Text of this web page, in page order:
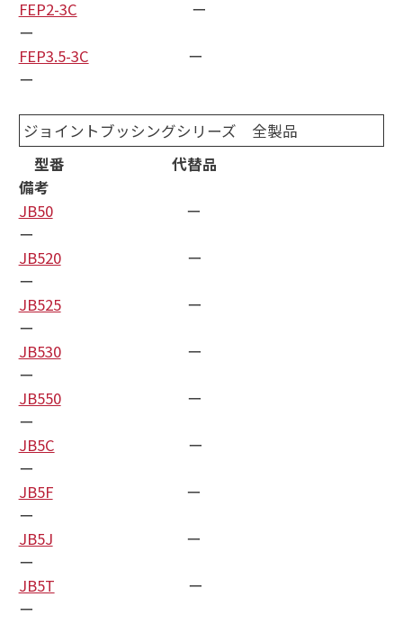
FEP2-3C ー
ー
FEP3.5-3C ー
ー
ジョイントブッシングシリーズ 全製品
型番 代替品
備考
JB50ー
ー
JB520ー
ー
JB525ー
ー
JB530ー
ー
JB550ー
ー
JB5C ー
ー
JB5Fー
ー
JB5J ー
ー
JB5T ー
ー